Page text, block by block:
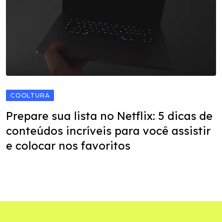
COOLTURA
Prepare sua lista no Netflix: 5 dicas de
conteúdos incríveis para você assistir
e colocar nos favoritos